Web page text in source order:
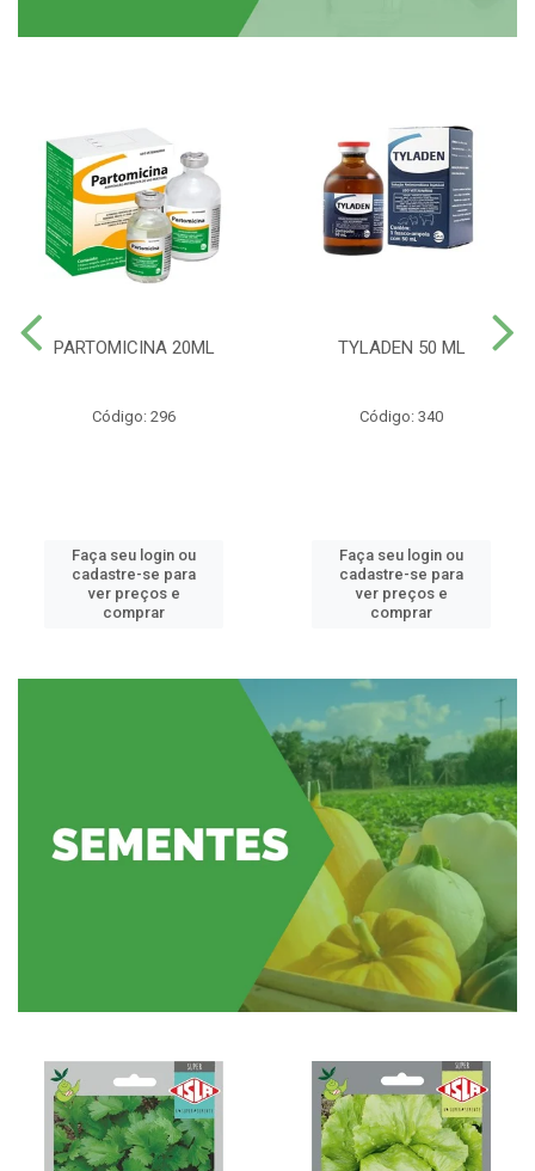
PARTOMICINA 20ML
Código: 296
Faça seu login ou
cadastre-se para
ver preços e
comprar
TYLADEN 50 ML
Código: 340
Faça seu login ou
cadastre-se para
ver preços e
comprar